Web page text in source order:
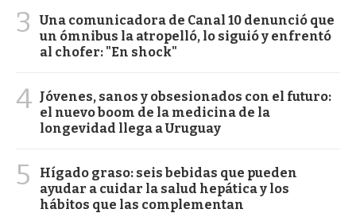
3
Una comunicadora de Canal 10 denunció que
un ómnibus la atropelló, lo siguió y enfrentó
al chofer: "En shock"
4 Jóvenes, sanos y obsesionados con el futuro:
el nuevo boom de la medicina de la
longevidad llega a Uruguay
5
Hígado graso: seis bebidas que pueden
ayudar a cuidar la salud hepática y los
hábitos que las complementan